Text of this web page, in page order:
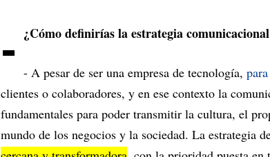
- ¿Cómo definirías la estrategia
- A pesar de ser una empresa de tecnología,
clientes o colaboradores, y en ese contexto la
fundamentales para poder transmitir la cultura, el
mundo de los negocios y la sociedad. La estrategia